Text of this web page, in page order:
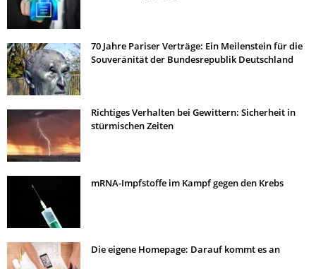
70 Jahre Pariser Verträge: Ein Meilenstein für die
Souveränität der Bundesrepublik Deutschland
Richtiges Verhalten bei Gewittern: Sicherheit in
stürmischen Zeiten
mRNA-Impfstoffe im Kampf gegen den Krebs
Die eigene Homepage: Darauf kommt es an